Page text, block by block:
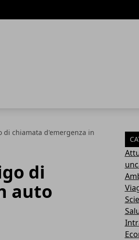
di chiamata d'emergenza in
di
auto